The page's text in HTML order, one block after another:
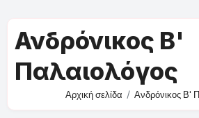
Ανδρόνικος Β'
Παλαιολόγος
Αρχική σελίδα Ανδρόνικος Β'